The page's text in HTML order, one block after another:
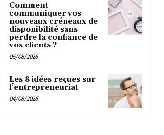
Comment
communiquer vos
nouveaux créneaux de
disponibilité sans
perdre la confiance de
vos clients ?
05/08/2026
Les 8 idées reçues sur
l’entrepreneuriat
04/08/2026